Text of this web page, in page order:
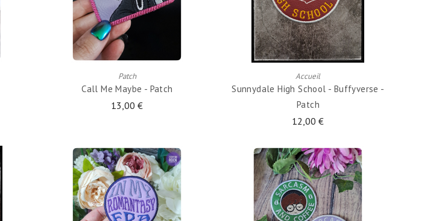
Patch
Call Me Maybe - Patch
13,00 €
AJOUTER AU PANIER
Accueil
Sunnydale High School - Buffyverse -
Patch
12,00 €
AJOUTER AU PANIER